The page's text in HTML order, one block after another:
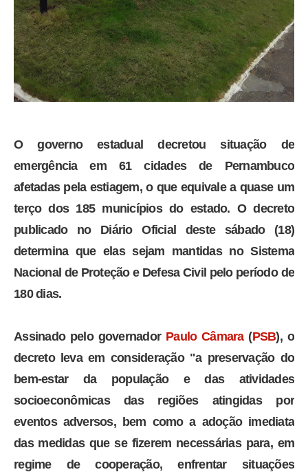
O governo estadual decretou situação de
emergência em 61 cidades de Pernambuco
afetadas pela estiagem, o que equivale a quase um
terço dos 185 municípios do estado. O decreto
publicado no Diário Oficial deste sábado (18)
determina que elas sejam mantidas no Sistema
Nacional de Proteção e Defesa Civil pelo período de
180 dias.
Assinado pelo governador Paulo Câmara(PSB), o
decreto leva em consideração "a preservação do
bem-estar da população e das atividades
socioeconômicas das regiões atingidas por
eventos adversos, bem como a adoção imediata
das medidas que se fizerem necessárias para, em
regime de cooperação, enfrentar situações